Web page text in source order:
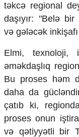
təkcə regional
daşıyır: "Belə
və gələcək
Elmi, texnoloji,
əməkdaşlıq
Bu proses həm
daha da
çatıb ki,
proses onun
və qətiyyətli bir